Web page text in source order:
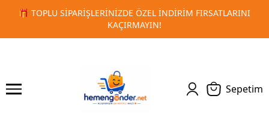
🚀 KURUMSAL PROMOSYON VE MATBAA
1 2
Sepetim